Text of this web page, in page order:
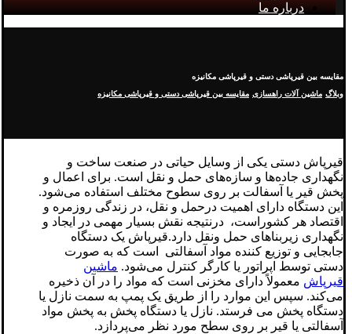
درباره ما
مقایسه بین قیرپاشی دستی و قیرپاشی مکانیزه
وبلاگ ماشین آلات راهسازی مقایسه بین قیرپاشی دستی و قیرپاشی مکانیزه
قیرپاش دستی یکی از وسایل حیاتی در صنعت ساخت و
نگهداری جاده‌ها و سازه‌های حمل و نقل است. برای اعمال و
پخش قیر یا آسفالت بر روی سطوح مختلف استفاده می‌شود.
این دستگاه دارای اهمیت درحمل و نقل، در زندگی روزمره و
اقتصاد هر کشوراست، درنتیجه نقش بسیار مهمی در ایجاد و
نگهداری زیربناهای حمل ونقل دارد.قیرپاش یک دستگاه
جابجایی و توزیع کننده مواد آسفالتی است که به صورت
دستی توسط اپراتور یا کارگر کنترل می‌شود. ماشین
قیرپاش معمولاً دارای مخزنی است که مواد را در آن ذخیره
می‌کند. سپس این موارد را از طریق یک پمپ به سمت نازل یا
دستگاه پخش می فرستد. نازل یا دستگاه پخش به پخش مواد
آسفالتی یا قیر بر روی سطح مورد نظر می‌پردازد.